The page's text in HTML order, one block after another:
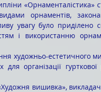
орнаментів,
увагу було приділено
і використанню
для організації